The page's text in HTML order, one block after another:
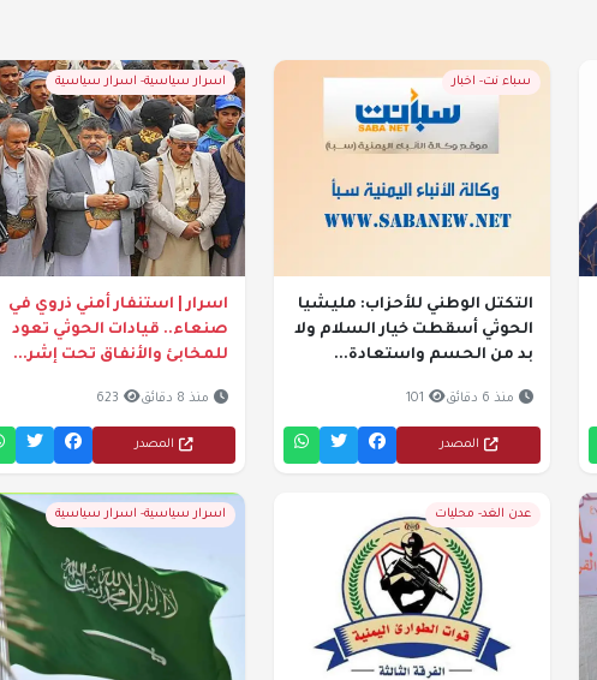
سباء نت- اخبار
التكتل الوطني للأحزاب: مليشيا
الحوثي أسقطت خيار السلام ولا
بد من الحسم واستعادة...
منذ 6 دقائق 101
المصدر
اسرار سياسية- اسرار سياسية
اسرار | استنفار أمني ذروي في
صنعاء.. قيادات الحوثي تعود
للمخابئ والأنفاق تحت إشر...
منذ 8 دقائق 623
المصدر
عدن الغد- محليات اسرار سياسية- اسرار سياسية